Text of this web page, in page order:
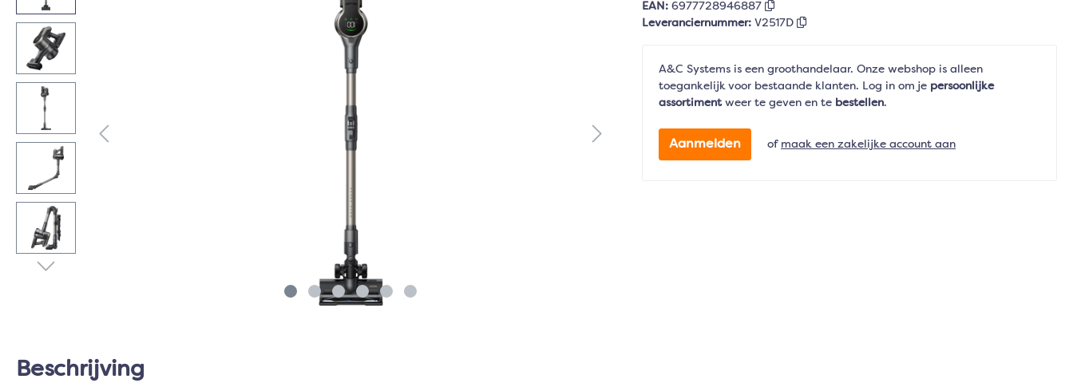
EAN: 6977728946887
Leveranciernummer: V2517D
A&C Systems is een groothandelaar. Onze webshop is alleen
toegankelijk voor bestaande klanten. Log in om je persoonlijke
assortimentweer te geven en te bestellen.
Aanmelden of maak een zakelijke account aan
Beschrijving